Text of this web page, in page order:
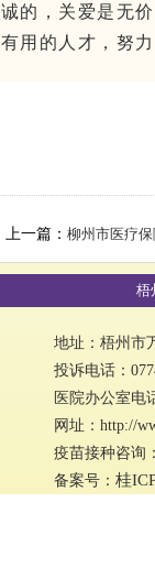
诚的，关爱是无
有用的人才，努
上一篇： 柳州市医疗保障
梧
地址：梧州
投诉电话：
医院办公室电
网址：http://
疫苗接种咨询
备案号： 桂